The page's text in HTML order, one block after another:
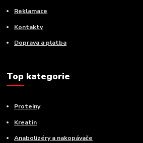
Reklamace
Kontakty
Doprava a platba
Top kategorie
Proteiny
Kreatin
Anabolizéry a nakopávače